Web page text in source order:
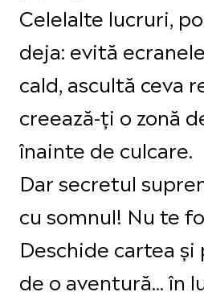
Celelalte lucruri,
deja: evită
cald, ascultă ceva
creează-ți o zonă
înainte de culcare.
Dar secretul
cu somnul! Nu te
Deschide cartea
de o aventură... în